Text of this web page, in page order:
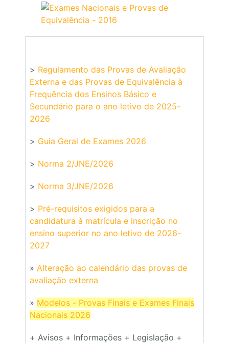
> Regulamento das Provas de Avaliação
Externa e das Provas de Equivalência à
Frequência dos Ensinos Básico e
Secundário para o ano letivo de 2025-
2026
> Guia Geral de Exames 2026
> Norma 2/JNE/2026
> Norma 3/JNE/2026
> Pré-requisitos exigidos para a
candidatura à matrícula e inscrição no
ensino superior no ano letivo de 2026-
2027
» Alteração ao calendário das provas de
avaliação externa
» Modelos - Provas Finais e Exames Finais
Nacionais 2026
+ Avisos + Informações + Legislação +